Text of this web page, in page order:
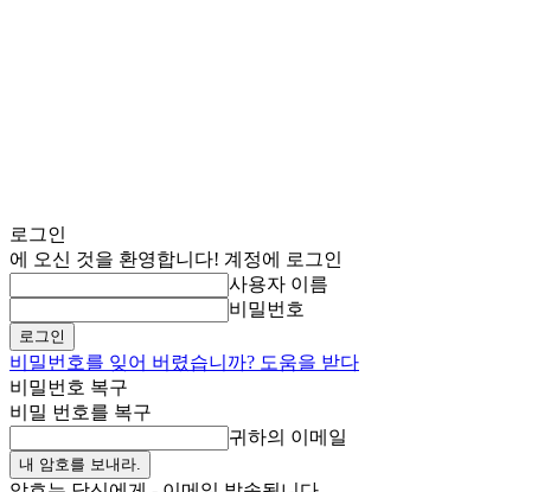
로그인
에 오신 것을 환영합니다! 계정에 로그인
사용자 이름
비밀번호
비밀번호를 잊어 버렸습니까? 도움을 받다
비밀번호 복구
비밀 번호를 복구
귀하의 이메일